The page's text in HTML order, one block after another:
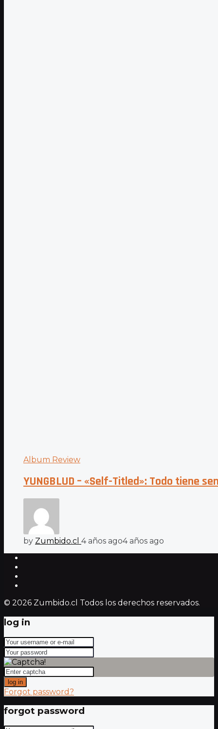
Album Review
YUNGBLUD – «Self-Titled»: Todo tiene
by Zumbido.cl 4 años ago4 años ago
© 2026 Zumbido.cl Todos los derechos reservados.
log in
log in
Forgot password?
forgot password